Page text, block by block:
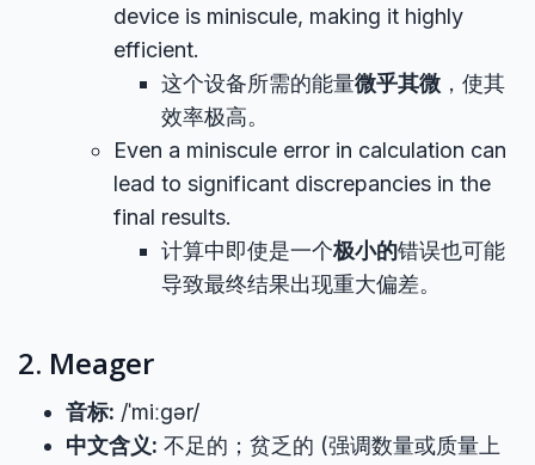
device is miniscule, making it highly
efficient.
这个设备所需的能量微乎其微 ，使其
效率极高。
Even a miniscule error in calculation can
lead to significant discrepancies in the
final results.
计算中即使是一个极小的错误也可能
导致最终结果出现重大偏差。
2. Meager
音标: /ˈmiːɡər/
中文含义: 不足的；贫乏的 (强调数量或质量上